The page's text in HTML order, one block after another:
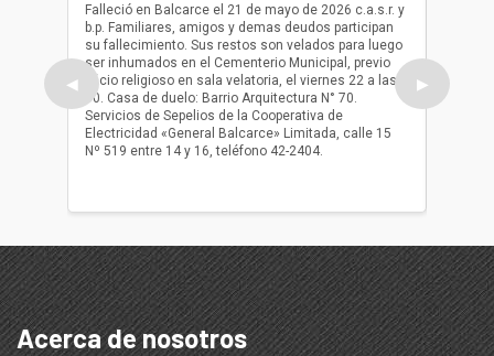
◀
Falleció en Balcarce el 21 de mayo de 2026 c.a.s.r. y
b.p. Familiares, amigos y demas deudos participan
su fallecimiento. Sus restos son velados para luego
ser inhumados en el Cementerio Municipal, previo
oficio religioso en sala velatoria, el viernes 22 a las
10. Casa de duelo: Barrio Arquitectura N° 70.
Servicios de Sepelios de la Cooperativa de
Electricidad «General Balcarce» Limitada, calle 15
Nº 519 entre 14 y 16, teléfono 42-2404.
ser
oficio
▶
Acerca de nosotros